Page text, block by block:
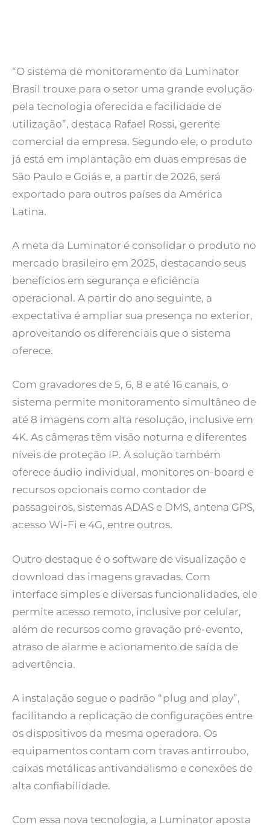
“O sistema de monitoramento da Luminator
Brasil trouxe para o setor uma grande evolução
pela tecnologia oferecida e facilidade de
utilização”, destaca Rafael Rossi, gerente
comercial da empresa. Segundo ele, o produto
já está em implantação em duas empresas de
São Paulo e Goiás e, a partir de 2026, será
exportado para outros países da América
Latina.
A meta da Luminator é consolidar o produto no
mercado brasileiro em 2025, destacando seus
benefícios em segurança e eficiência
operacional. A partir do ano seguinte, a
expectativa é ampliar sua presença no exterior,
aproveitando os diferenciais que o sistema
oferece.
Com gravadores de 5, 6, 8 e até 16 canais, o
sistema permite monitoramento simultâneo de
até 8 imagens com alta resolução, inclusive em
4K. As câmeras têm visão noturna e diferentes
níveis de proteção IP. A solução também
oferece áudio individual, monitores on-board e
recursos opcionais como contador de
passageiros, sistemas ADAS e DMS, antena GPS,
acesso Wi-Fi e 4G, entre outros.
Outro destaque é o software de visualização e
download das imagens gravadas. Com
interface simples e diversas funcionalidades, ele
permite acesso remoto, inclusive por celular,
além de recursos como gravação pré-evento,
atraso de alarme e acionamento de saída de
advertência.
A instalação segue o padrão “plug and play”,
facilitando a replicação de configurações entre
os dispositivos da mesma operadora. Os
equipamentos contam com travas antirroubo,
caixas metálicas antivandalismo e conexões de
alta confiabilidade.
Com essa nova tecnologia, a Luminator aposta